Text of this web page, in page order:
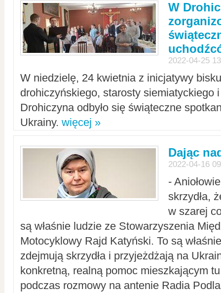
W
2022-04-25
W niedzielę, 24 kwietnia z inicjatywy
drohiczyńskiego, starosty siemiatyckiego
Drohiczyna odbyło się świąteczne
Ukrainy. więcej »
Dając
2022-04-16
-
skrzydła,
w szarej
są właśnie ludzie ze Stowarzyszenia
Motocyklowy Rajd Katyński. To są
zdejmują skrzydła i przyjeżdżają na
konkretną, realną pomoc mieszkającym
podczas rozmowy na antenie Radia